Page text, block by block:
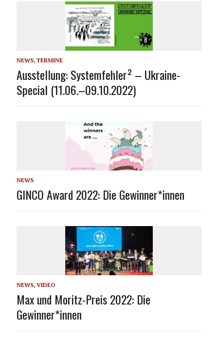
NEWS, TERMINE
Ausstellung: Systemfehler² – Ukraine-
Special (11.06.–09.10.2022)
NEWS
GINCO Award 2022: Die Gewinner*innen
NEWS, VIDEO
Max und Moritz-Preis 2022: Die
Gewinner*innen